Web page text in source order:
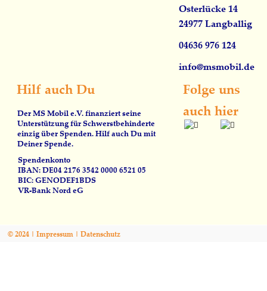
Osterlücke 14
24977 Langballig
04636 976 124
info@msmobil.de
Hilf auch Du
Der MS Mobil e.V. finanziert seine
Unterstützung für Schwerstbehinderte
einzig über Spenden. Hilf auch Du mit
Deiner Spende.
Spendenkonto
IBAN: DE04 2176 3542 0000 6521 05
BIC: GENODEF1BDS
VR-Bank Nord eG
Folge uns
auch hier
© 2024 | Impressum | Datenschutz